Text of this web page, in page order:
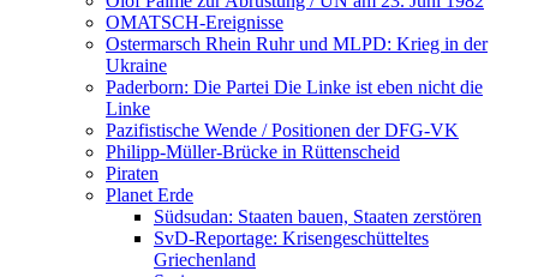
OMATSCH-Ereignisse
Ostermarsch Rhein Ruhr und MLPD: Krieg in der
Ukraine
Paderborn: Die Partei Die Linke ist eben nicht die
Linke
Pazifistische Wende / Positionen der DFG-VK
Philipp-Müller-Brücke in Rüttenscheid
Piraten
Planet Erde
Südsudan: Staaten bauen, Staaten zerstören
SvD-Reportage: Krisengeschütteltes
Griechenland